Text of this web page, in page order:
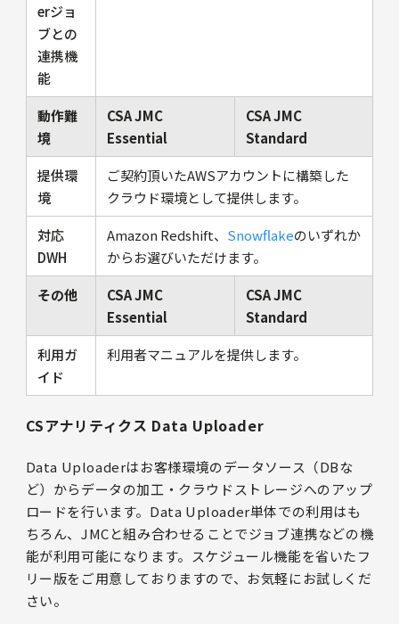
erジョ
ブとの
連携機
能
動作難
境
CSA JMC
Essential
CSA JMC
Standard
提供環
境
ご契約頂いたAWSアカウントに構築した
クラウド環境として提供します。
対応
DWH
Amazon Redshift、 Snowflakeのいずれか
からお選びいただけます。
その他
CSA JMC
Essential
CSA JMC
Standard
利用ガ
イド
利用者マニュアルを提供します。
CSアナリティクス Data Uploader
Data Uploaderはお客様環境のデータソース（DBな
ど）からデータの加工・クラウドストレージへのアップ
ロードを行います。Data Uploader単体での利用はも
ちろん、JMCと組み合わせることでジョブ連携などの機
能が利用可能になります。スケジュール機能を省いたフ
リー版をご用意しておりますので、お気軽にお試しくだ
さい。